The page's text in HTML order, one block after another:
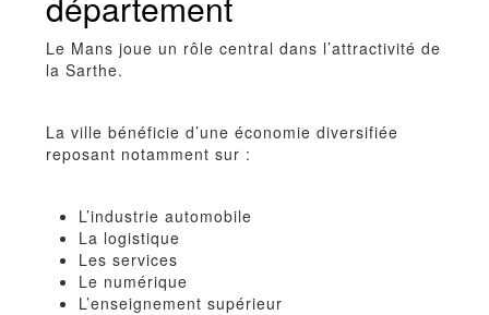
Le Mans joue un rôle central dans l’attractivité de
la Sarthe.
La ville bénéficie d’une économie diversifiée
reposant notamment sur :
L’industrie automobile
La logistique
Les services
Le numérique
L’enseignement supérieur